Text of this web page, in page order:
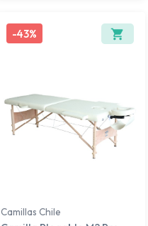
-43%
Camillas Chile